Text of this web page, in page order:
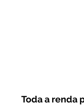
Toda a renda